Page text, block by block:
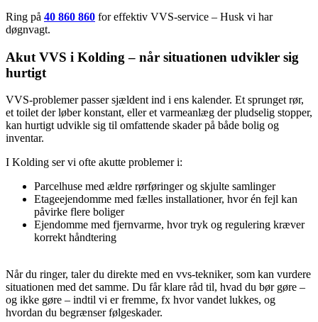
Ring på 40 860 860 for effektiv VVS-service – Husk vi har
døgnvagt.
Akut VVS i Kolding – når situationen udvikler sig
hurtigt
VVS-problemer passer sjældent ind i ens kalender. Et sprunget rør,
et toilet der løber konstant, eller et varmeanlæg der pludselig stopper,
kan hurtigt udvikle sig til omfattende skader på både bolig og
inventar.
I Kolding ser vi ofte akutte problemer i:
Parcelhuse med ældre rørføringer og skjulte samlinger
Etageejendomme med fælles installationer, hvor én fejl kan
påvirke flere boliger
Ejendomme med fjernvarme, hvor tryk og regulering kræver
korrekt håndtering
Når du ringer, taler du direkte med en vvs-tekniker, som kan vurdere
situationen med det samme. Du får klare råd til, hvad du bør gøre –
og ikke gøre – indtil vi er fremme, fx hvor vandet lukkes, og
hvordan du begrænser følgeskader.